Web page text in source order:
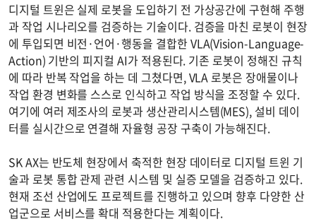
디지털 트윈은 실제 로봇을 도입하기 전 가상공간에 구현해 주행
과 작업 시나리오를 검증하는 기술이다. 검증을 마친 로봇이 현장
에 투입되면 비전·언어·행동을 결합한 VLA(Vision-Language-
Action) 기반의 피지컬 AI가 적용된다. 기존 로봇이 정해진 규칙
에 따라 반복 작업을 하는 데 그쳤다면, VLA 로봇은 장애물이나
작업 환경 변화를 스스로 인식하고 작업 방식을 조정할 수 있다.
여기에 여러 제조사의 로봇과 생산관리시스템(MES), 설비 데이
터를 실시간으로 연결해 자율형 공장 구축이 가능해진다.
SK AX는 반도체 현장에서 축적한 현장 데이터로 디지털 트윈 기
술과 로봇 통합 관제 관련 시스템 및 실증 모델을 검증하고 있다.
현재 조선 산업에도 프로젝트를 진행하고 있으며 향후 다양한 산
업군으로 서비스를 확대 적용한다는 계획이다.